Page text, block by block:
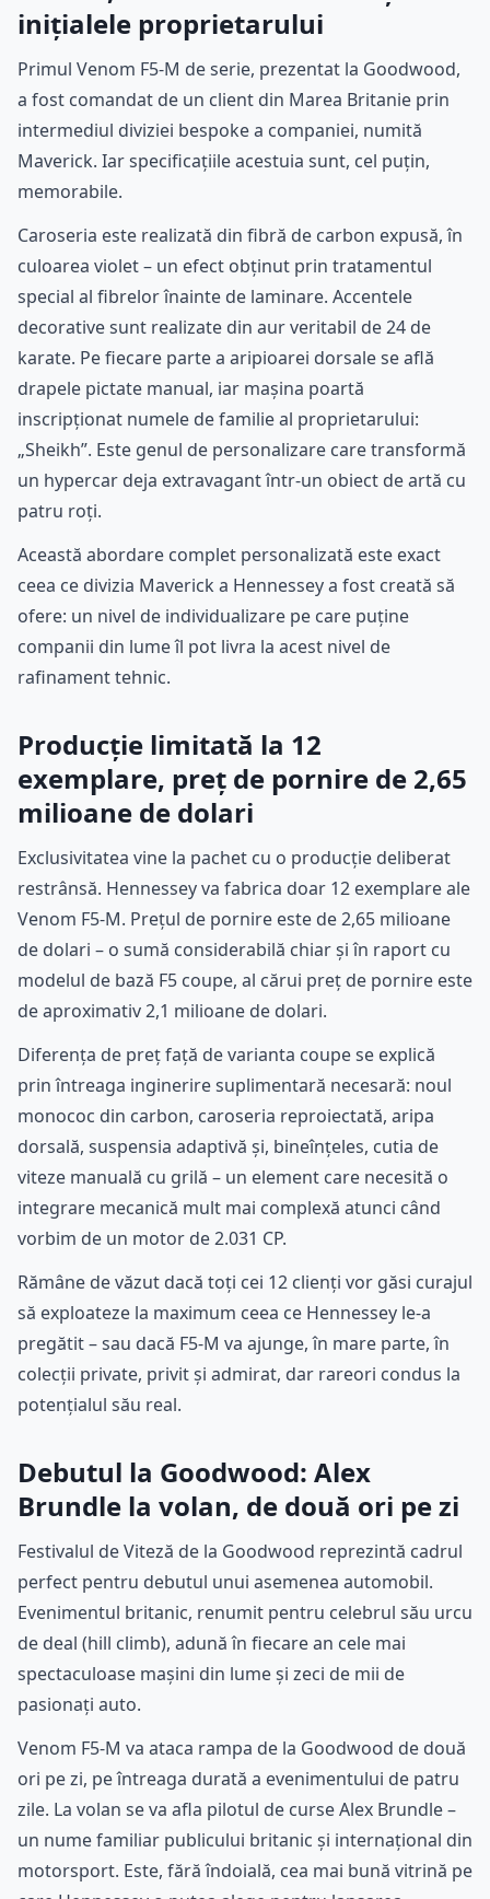
inițialele proprietarului
Primul Venom F5-M de serie, prezentat la Goodwood,
a fost comandat de un client din Marea Britanie prin
intermediul diviziei bespoke a companiei, numită
Maverick. Iar specificațiile acestuia sunt, cel puțin,
memorabile.
Caroseria este realizată din fibră de carbon expusă, în
culoarea violet – un efect obținut prin tratamentul
special al fibrelor înainte de laminare. Accentele
decorative sunt realizate din aur veritabil de 24 de
karate. Pe fiecare parte a aripioarei dorsale se află
drapele pictate manual, iar mașina poartă
inscripționat numele de familie al proprietarului:
„Sheikh”. Este genul de personalizare care transformă
un hypercar deja extravagant într-un obiect de artă cu
patru roți.
Această abordare complet personalizată este exact
ceea ce divizia Maverick a Hennessey a fost creată să
ofere: un nivel de individualizare pe care puține
companii din lume îl pot livra la acest nivel de
rafinament tehnic.
Producție limitată la 12
exemplare, preț de pornire de 2,65
milioane de dolari
Exclusivitatea vine la pachet cu o producție deliberat
restrânsă. Hennessey va fabrica doar 12 exemplare ale
Venom F5-M. Prețul de pornire este de 2,65 milioane
de dolari – o sumă considerabilă chiar și în raport cu
modelul de bază F5 coupe, al cărui preț de pornire este
de aproximativ 2,1 milioane de dolari.
Diferența de preț față de varianta coupe se explică
prin întreaga inginerire suplimentară necesară: noul
monococ din carbon, caroseria reproiectată, aripa
dorsală, suspensia adaptivă și, bineînțeles, cutia de
viteze manuală cu grilă – un element care necesită o
integrare mecanică mult mai complexă atunci când
vorbim de un motor de 2.031 CP.
Rămâne de văzut dacă toți cei 12 clienți vor găsi curajul
să exploateze la maximum ceea ce Hennessey le-a
pregătit – sau dacă F5-M va ajunge, în mare parte, în
colecții private, privit și admirat, dar rareori condus la
potențialul său real.
Debutul la Goodwood: Alex
Brundle la volan, de două ori pe zi
Festivalul de Viteză de la Goodwood reprezintă cadrul
perfect pentru debutul unui asemenea automobil.
Evenimentul britanic, renumit pentru celebrul său urcu
de deal (hill climb), adună în fiecare an cele mai
spectaculoase mașini din lume și zeci de mii de
pasionați auto.
Venom F5-M va ataca rampa de la Goodwood de două
ori pe zi, pe întreaga durată a evenimentului de patru
zile. La volan se va afla pilotul de curse Alex Brundle –
un nume familiar publicului britanic și internațional din
motorsport. Este, fără îndoială, cea mai bună vitrină pe